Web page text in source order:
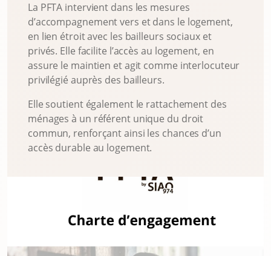
La PFTA intervient dans les mesures
d’accompagnement vers et dans le logement,
en lien étroit avec les bailleurs sociaux et
privés. Elle facilite l’accès au logement, en
assure le maintien et agit comme interlocuteur
privilégié auprès des bailleurs.
Elle soutient également le rattachement des
ménages à un référent unique du droit
commun, renforçant ainsi les chances d’un
accès durable au logement.